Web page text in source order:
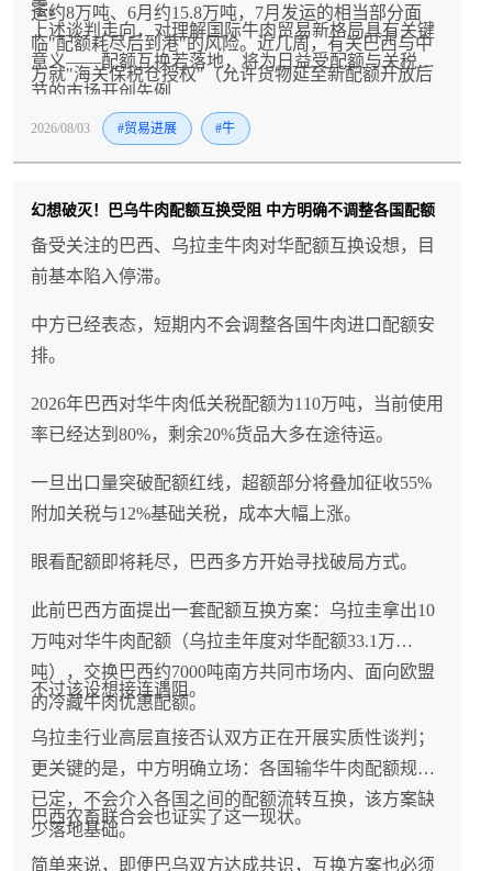
零。
运约8万吨、6月约15.8万吨，7月发运的相当部分面
临"配额耗尽后到港"的风险。近几周，有关巴西与中
方就"海关保税仓授权"（允许货物延至新配额开放后
估类似方案。与此同时，巴西与乌拉圭等国的配额互
换谈判亦有报道，涉及约10万吨中国市场份额交换巴
西在欧盟贸易协定项下的较小配额。
上述谈判走向，对理解国际牛肉贸易新格局具有关键
意义——配额互换若落地，将为日益受配额与关税调
节的市场开创先例
2026/08/03 #贸易进展 #牛
幻想破灭！巴乌牛肉配额互换受阻 中方明确不调整各国配额
备受关注的巴西、乌拉圭牛肉对华配额互换设想，目
前基本陷入停滞。
中方已经表态，短期内不会调整各国牛肉进口配额安
排。
2026年巴西对华牛肉低关税配额为110万吨，当前使用
率已经达到80%，剩余20%货品大多在途待运。
一旦出口量突破配额红线，超额部分将叠加征收55%
附加关税与12%基础关税，成本大幅上涨。
眼看配额即将耗尽，巴西多方开始寻找破局方式。
此前巴西方面提出一套配额互换方案：乌拉圭拿出10
万吨对华牛肉配额（乌拉圭年度对华配额33.1万
吨），交换巴西约7000吨南方共同市场内、面向欧盟
的冷藏牛肉优惠配额。
不过该设想接连遇阻。
乌拉圭行业高层直接否认双方正在开展实质性谈判；
更关键的是，中方明确立场：各国输华牛肉配额规则
已定，不会介入各国之间的配额流转互换，该方案缺
少落地基础。
巴西农畜联合会也证实了这一现状。
简单来说，即便巴乌双方达成共识，互换方案也必须